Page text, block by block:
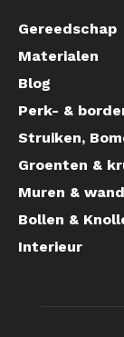
Gereedschap
Materialen
Blog
Perk- &
Struiken,
Groenten &
Muren &
Bollen &
Interieur